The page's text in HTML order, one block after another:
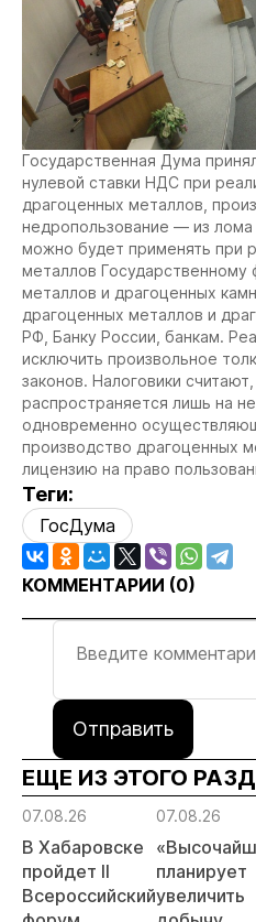
Государственная Дума
нулевой ставки НДС при
драгоценных металлов,
недропользование — из
можно будет применять при
металлов Государственному
металлов и драгоценных
драгоценных металлов и
РФ, Банку России, банкам.
исключить произвольное
законов. Налоговики
распространяется лишь на
одновременно
производство драгоценных
лицензию на право
Теги:
ГосДума
КОММЕНТАРИИ (0)
Отправить
ЕЩЕ ИЗ ЭТОГО
07.08.26
В Хабаровске
пройдет II
Всероссийский
07.08.26
планирует
увеличить